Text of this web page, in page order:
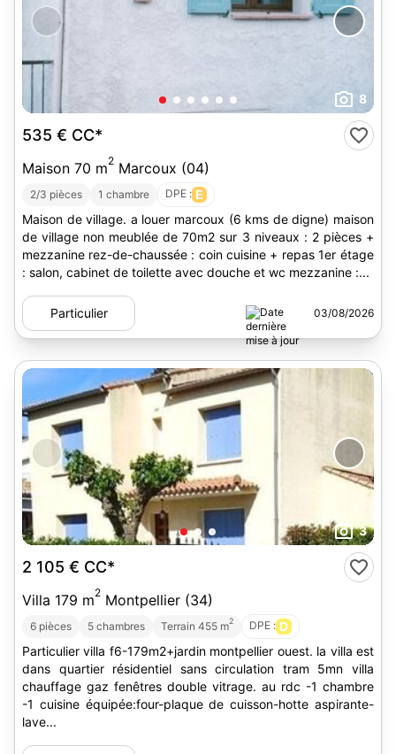
8
535 € CC*
Maison 70 m2 Marcoux (04)
2/3 pièces 1 chambre DPE : E
Maison de village. a louer marcoux (6 kms de digne) maison
de village non meublée de 70m2 sur 3 niveaux : 2 pièces +
mezzanine rez-de-chaussée : coin cuisine + repas 1er étage
: salon, cabinet de toilette avec douche et wc mezzanine :...
Particulier 03/08/2026
3
2 105 € CC*
Villa 179 m2 Montpellier (34)
6 pièces 5 chambres Terrain 455 m2 DPE : D
Particulier villa f6-179m2+jardin montpellier ouest. la villa est
dans quartier résidentiel sans circulation tram 5mn villa
chauffage gaz fenêtres double vitrage. au rdc -1 chambre
-1 cuisine équipée:four-plaque de cuisson-hotte aspirante-
lave...